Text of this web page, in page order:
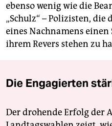
ebenso wenig wie die
„Schulz“ – Polizisten, die
eines Nachnamens
ihrem Revers stehen zu
Die Engagierten
Der drohende Erfolg der